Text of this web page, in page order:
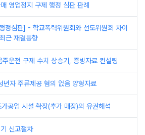
영업정지 구제 행정 심판 판례
정심판] - 학교폭력위원회와 선도위원회 차이
근 재결동향
주운전 구제 수치 상승기, 증빙자료 컨설팅
년자 주류제공 혐의 없음 양형자료
가공업 시설 확장(추가 매장)의 유권해석
신고절차